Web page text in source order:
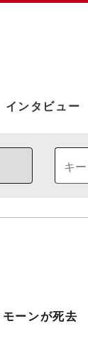
インタビュー
モーンが死去